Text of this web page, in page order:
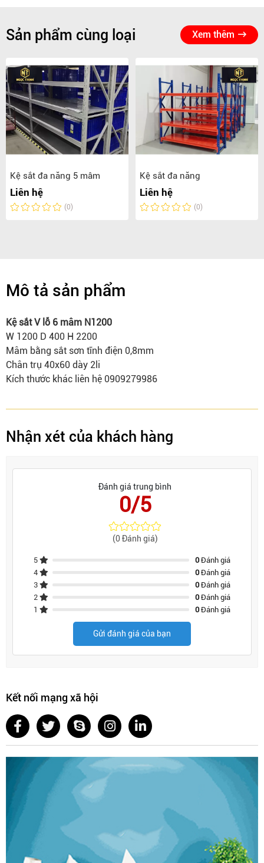
Sản phẩm cùng loại Xem thêm
Kệ sắt đa năng 5 mâm
Liên hệ
(0)
Kệ sắt đa năng
Liên hệ
(0)
Mô tả sản phẩm
Kệ sắt V lỗ 6 mâm N1200
W 1200 D 400 H 2200
Mâm bằng sắt sơn tĩnh điện 0,8mm
Chân trụ 40x60 dày 2li
Kích thước khác liên hệ 0909279986
Nhận xét của khách hàng
Đánh giá trung bình
0/5
(0 Đánh giá)
5 0Đánh giá
4
0Đánh giá
3
0Đánh giá
2
0Đánh giá
1
0Đánh giá
Gửi đánh giá của bạn
Kết nối mạng xã hội